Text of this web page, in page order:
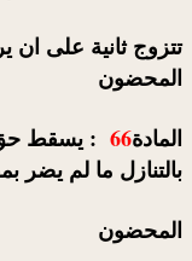
تتزوج ثانية على ان
المحضون
المادة66 : يسقط حق
بالتنازل ما لم يضر
المحضون